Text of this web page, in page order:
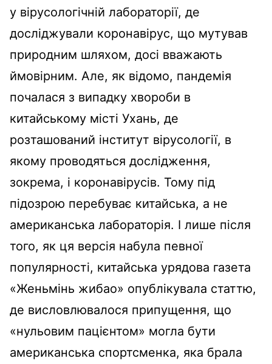
у вірусологічній лабораторії, де
досліджували коронавірус, що мутував
природним шляхом, досі вважають
ймовірним. Але, як відомо, пандемія
почалася з випадку хвороби в
китайському місті Ухань, де
розташований інститут вірусології, в
якому проводяться дослідження,
зокрема, і коронавірусів. Тому під
підозрою перебуває китайська, а не
американська лабораторія. І лише після
того, як ця версія набула певної
популярності, китайська урядова газета
«Женьмінь жибао» опублікувала статтю,
де висловлювалося припущення, що
«нульовим пацієнтом» могла бути
американська спортсменка, яка брала